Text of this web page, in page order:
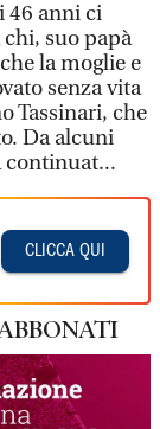
46 anni ci
suo papà
la moglie e
senza vita
Tassinari, che
Da alcuni
continuat...
CLICCA QUI